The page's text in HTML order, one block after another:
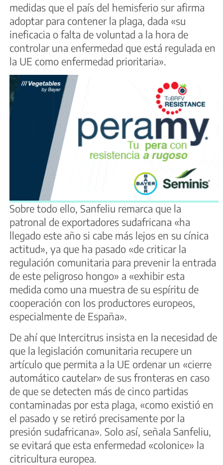
medidas que el país del hemisferio sur afirma
adoptar para contener la plaga, dada «su
ineficacia o falta de voluntad a la hora de
controlar una enfermedad que está regulada en
la UE como enfermedad prioritaria».
Sobre todo ello, Sanfeliu remarca que la
patronal de exportadores sudafricana «ha
llegado este año si cabe más lejos en su cínica
actitud», ya que ha pasado «de criticar la
regulación comunitaria para prevenir la entrada
de este peligroso hongo» a «exhibir esta
medida como una muestra de su espíritu de
cooperación con los productores europeos,
especialmente de España».
De ahí que Intercitrus insista en la necesidad de
que la legislación comunitaria recupere un
artículo que permita a la UE ordenar un «cierre
automático cautelar» de sus fronteras en caso
de que se detecten más de cinco partidas
contaminadas por esta plaga, «como existió en
el pasado y se retiró precisamente por la
presión sudafricana». Solo así, señala Sanfeliu,
se evitará que esta enfermedad «colonice» la
citricultura europea.